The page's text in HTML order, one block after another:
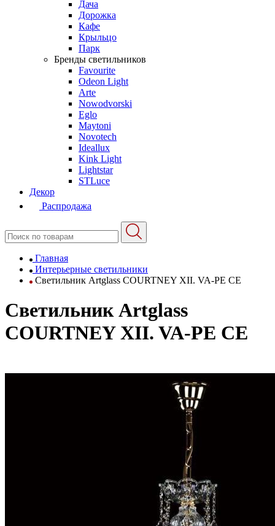
Дача
Дорожка
Кафе
Крыльцо
Парк
Бренды светильников
Favourite
Odeon Light
Arte
Nowodvorski
Eglo
Maytoni
Novotech
Ideallux
Kink Light
Lightstar
STLuce
Декор
Распродажа
Главная
Интерьерные светильники
Светильник Artglass COURTNEY XII. VA-PE CE
Светильник Artglass
COURTNEY XII. VA-PE CE